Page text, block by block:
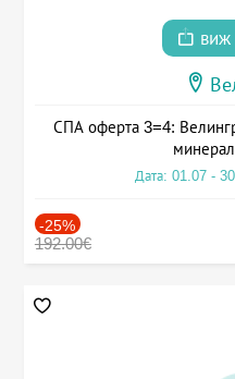
виж
СПА оферта 3=4:
Дата: 01.07 -
-25%
192.00€